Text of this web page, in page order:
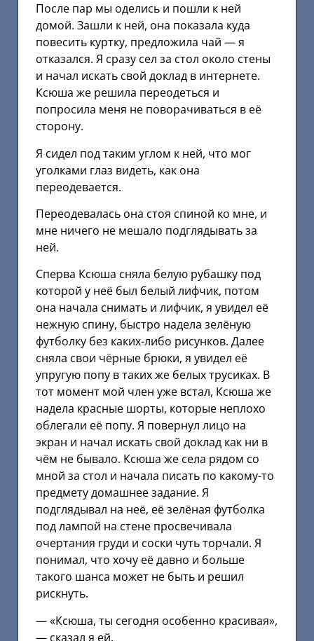
После пар мы оделись и пошли к ней
домой. Зашли к ней, она показала куда
повесить куртку, предложила чай — я
отказался. Я сразу сел за стол около стены
и начал искать свой доклад в интернете.
Ксюша же решила переодеться и
попросила меня не поворачиваться в её
сторону.
Я сидел под таким углом к ней, что мог
уголками глаз видеть, как она
переодевается.
Переодевалась она стоя спиной ко мне, и
мне ничего не мешало подглядывать за
ней.
Сперва Ксюша сняла белую рубашку под
которой у неё был белый лифчик, потом
она начала снимать и лифчик, я увидел её
нежную спину, быстро надела зелёную
футболку без каких-либо рисунков. Далее
сняла свои чёрные брюки, я увидел её
упругую попу в таких же белых трусиках. В
тот момент мой член уже встал, Ксюша же
надела красные шорты, которые неплохо
облегали её попу. Я повернул лицо на
экран и начал искать свой доклад как ни в
чём не бывало. Ксюша же села рядом со
мной за стол и начала писать по какому-то
предмету домашнее задание. Я
подглядывал на неё, её зелёная футболка
под лампой на стене просвечивала
очертания груди и соски чуть торчали. Я
понимал, что хочу её давно и больше
такого шанса может не быть и решил
рискнуть.
— «Ксюша, ты сегодня особенно красивая»,
— сказал я ей.